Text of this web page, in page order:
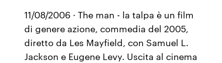
11/08/2006 · The man - la talpa è un film
di genere azione, commedia del 2005,
diretto da Les Mayfield, con Samuel L.
Jackson e Eugene Levy. Uscita al cinema